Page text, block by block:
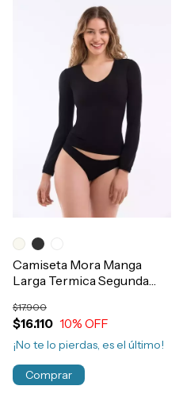
Camiseta Mora Manga
Larga Termica Segunda
Art.1704
$16.110
$17.900
10% OFF
¡No te lo pierdas, es el último!
Comprar